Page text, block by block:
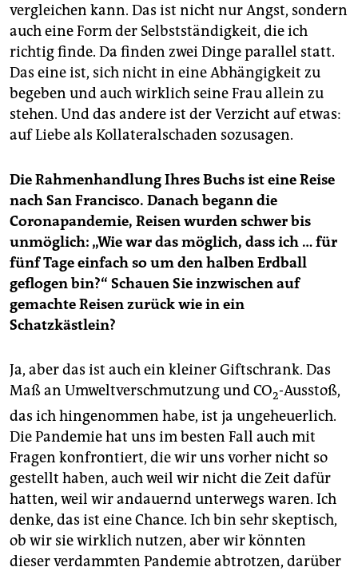
vergleichen kann. Das ist nicht nur Angst, sondern
auch eine Form der Selbstständigkeit, die ich
richtig finde. Da finden zwei Dinge parallel statt.
Das eine ist, sich nicht in eine Abhängigkeit zu
begeben und auch wirklich seine Frau allein zu
stehen. Und das andere ist der Verzicht auf etwas:
auf Liebe als Kollateralschaden sozusagen.
Die Rahmenhandlung Ihres Buchs ist eine Reise
nach San Francisco. Danach begann die
Coronapandemie, Reisen wurden schwer bis
unmöglich: „Wie war das möglich, dass ich … für
fünf Tage einfach so um den halben Erdball
geflogen bin?“ Schauen Sie inzwischen auf
gemachte Reisen zurück wie in ein
Schatzkästlein?
Ja, aber das ist auch ein kleiner Giftschrank. Das
Maß an Umweltverschmutzung und CO2-Ausstoß,
das ich hingenommen habe, ist ja ungeheuerlich.
Die Pandemie hat uns im besten Fall auch mit
Fragen konfrontiert, die wir uns vorher nicht so
gestellt haben, auch weil wir nicht die Zeit dafür
hatten, weil wir andauernd unterwegs waren. Ich
denke, das ist eine Chance. Ich bin sehr skeptisch,
ob wir sie wirklich nutzen, aber wir könnten
dieser verdammten Pandemie abtrotzen, darüber